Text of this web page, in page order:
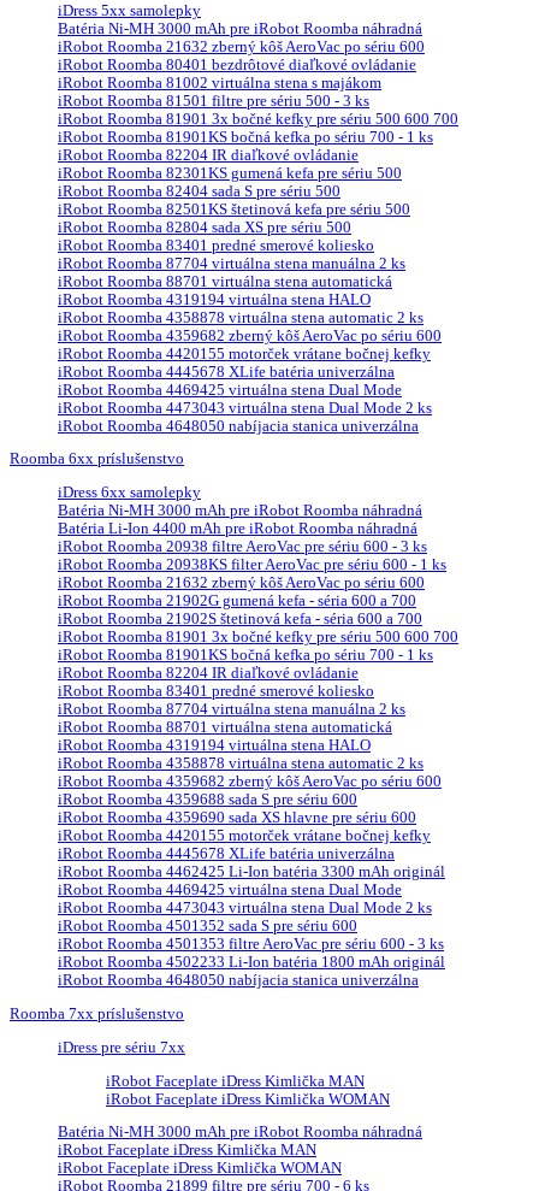
iDress 5xx samolepky
Batéria Ni-MH 3000 mAh pre iRobot Roomba náhradná
iRobot Roomba 21632 zberný kôš AeroVac po sériu 600
iRobot Roomba 80401 bezdrôtové diaľkové ovládanie
iRobot Roomba 81002 virtuálna stena s majákom
iRobot Roomba 81501 filtre pre sériu 500 - 3 ks
iRobot Roomba 81901 3x bočné kefky pre sériu 500 600 700
iRobot Roomba 81901KS bočná kefka po sériu 700 - 1 ks
iRobot Roomba 82204 IR diaľkové ovládanie
iRobot Roomba 82301KS gumená kefa pre sériu 500
iRobot Roomba 82404 sada S pre sériu 500
iRobot Roomba 82501KS štetinová kefa pre sériu 500
iRobot Roomba 82804 sada XS pre sériu 500
iRobot Roomba 83401 predné smerové koliesko
iRobot Roomba 87704 virtuálna stena manuálna 2 ks
iRobot Roomba 88701 virtuálna stena automatická
iRobot Roomba 4319194 virtuálna stena HALO
iRobot Roomba 4358878 virtuálna stena automatic 2 ks
iRobot Roomba 4359682 zberný kôš AeroVac po sériu 600
iRobot Roomba 4420155 motorček vrátane bočnej kefky
iRobot Roomba 4445678 XLife batéria univerzálna
iRobot Roomba 4469425 virtuálna stena Dual Mode
iRobot Roomba 4473043 virtuálna stena Dual Mode 2 ks
iRobot Roomba 4648050 nabíjacia stanica univerzálna
Roomba 6xx príslušenstvo
iDress 6xx samolepky
Batéria Ni-MH 3000 mAh pre iRobot Roomba náhradná
Batéria Li-Ion 4400 mAh pre iRobot Roomba náhradná
iRobot Roomba 20938 filtre AeroVac pre sériu 600 - 3 ks
iRobot Roomba 20938KS filter AeroVac pre sériu 600 - 1 ks
iRobot Roomba 21632 zberný kôš AeroVac po sériu 600
iRobot Roomba 21902G gumená kefa - séria 600 a 700
iRobot Roomba 21902S štetinová kefa - séria 600 a 700
iRobot Roomba 81901 3x bočné kefky pre sériu 500 600 700
iRobot Roomba 81901KS bočná kefka po sériu 700 - 1 ks
iRobot Roomba 82204 IR diaľkové ovládanie
iRobot Roomba 83401 predné smerové koliesko
iRobot Roomba 87704 virtuálna stena manuálna 2 ks
iRobot Roomba 88701 virtuálna stena automatická
iRobot Roomba 4319194 virtuálna stena HALO
iRobot Roomba 4358878 virtuálna stena automatic 2 ks
iRobot Roomba 4359682 zberný kôš AeroVac po sériu 600
iRobot Roomba 4359688 sada S pre sériu 600
iRobot Roomba 4359690 sada XS hlavne pre sériu 600
iRobot Roomba 4420155 motorček vrátane bočnej kefky
iRobot Roomba 4445678 XLife batéria univerzálna
iRobot Roomba 4462425 Li-Ion batéria 3300 mAh originál
iRobot Roomba 4469425 virtuálna stena Dual Mode
iRobot Roomba 4473043 virtuálna stena Dual Mode 2 ks
iRobot Roomba 4501352 sada S pre sériu 600
iRobot Roomba 4501353 filtre AeroVac pre sériu 600 - 3 ks
iRobot Roomba 4502233 Li-Ion batéria 1800 mAh originál
iRobot Roomba 4648050 nabíjacia stanica univerzálna
Roomba 7xx príslušenstvo
iDress pre sériu 7xx
iRobot Faceplate iDress Kimlička MAN
iRobot Faceplate iDress Kimlička WOMAN
Batéria Ni-MH 3000 mAh pre iRobot Roomba náhradná
iRobot Faceplate iDress Kimlička MAN
iRobot Faceplate iDress Kimlička WOMAN
iRobot Roomba 21899 filtre pre sériu 700 - 6 ks